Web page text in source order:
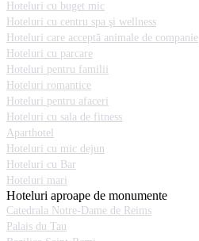
Hoteluri cu buget mic
Hoteluri cu centru spa şi wellness
Hoteluri care acceptă animale de companie
Hoteluri cu parcare
Hoteluri pentru familii
Hoteluri romantice
Hoteluri pentru afaceri
Hoteluri cu sala de fitness
Aparthotel
Hoteluri cu mic dejun
Hoteluri cu Bar
Hoteluri mari
Hoteluri aproape de monumente
Catedrala Notre-Dame de Reims
Palais du Tau